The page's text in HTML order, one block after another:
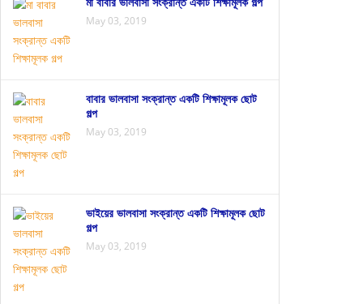
May 03, 2019
বাবার ভালবাসা সংক্রান্ত একটি শিক্ষামূলক ছোট
গল্প
May 03, 2019
ভাইয়ের ভালবাসা সংক্রান্ত একটি শিক্ষামূলক ছোট
গল্প
May 03, 2019